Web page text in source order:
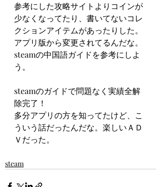
参考にした攻略サイトよりコインが
少なくなってたり、書いてないコレ
クションアイテムがあったりした。
アプリ版から変更されてるんだな。
steamの中国語ガイドを参考にしよ
う。
steamのガイドで問題なく実績全解
除完了！
多分アプリの方を知ってたけど、こ
ういう話だったんだな。楽しいＡＤ
Ｖだった。
steam